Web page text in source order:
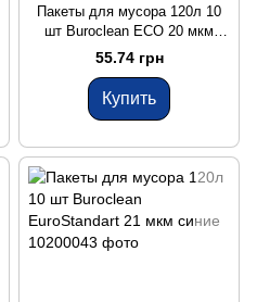
Пакеты для мусора 120л 10
шт Buroclean ECO 20 мкм
черные
55.74 грн
Купить